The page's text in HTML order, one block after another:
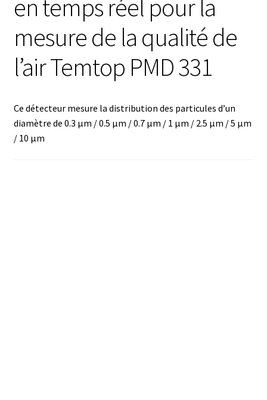
Analyse des antibiotiques
Analyse des gaz
Analyse des toxines
Analyse du lait
Analyse du vin
en temps réel pour la
mesure de la qualité de
l’air Temtop PMD 331
Ce détecteur mesure la distribution des particules d’un
diamètre de 0.3 μm / 0.5 μm / 0.7 μm / 1 μm / 2.5 μm / 5 μm
/ 10 μm